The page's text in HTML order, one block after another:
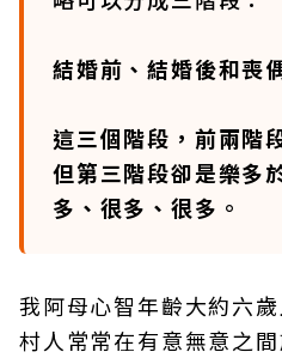
結婚前、結婚後和喪
這三個階段，前兩階
但第三階段卻是樂多
多、很多、很多。
我阿母心智年齡大約六
村人常常在有意無意之